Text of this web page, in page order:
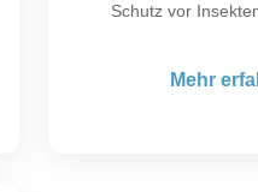
Schutz vor
Mehr